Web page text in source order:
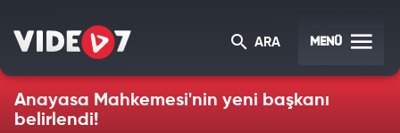
ARA MENÜ
Anayasa Mahkemesi'nin yeni başkanı
belirlendi!